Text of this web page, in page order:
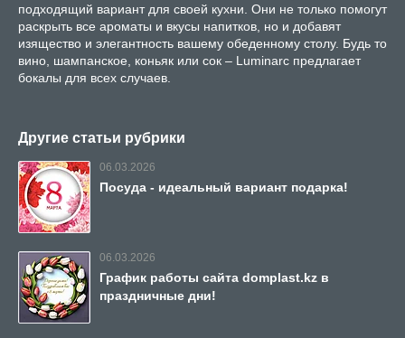
подходящий вариант для своей кухни. Они не только помогут
раскрыть все ароматы и вкусы напитков, но и добавят
изящество и элегантность вашему обеденному столу. Будь то
вино, шампанское, коньяк или сок – Luminarc предлагает
бокалы для всех случаев.
Другие статьи рубрики
06.03.2026
Посуда - идеальный вариант подарка!
06.03.2026
График работы сайта domplast.kz в
праздничные дни!